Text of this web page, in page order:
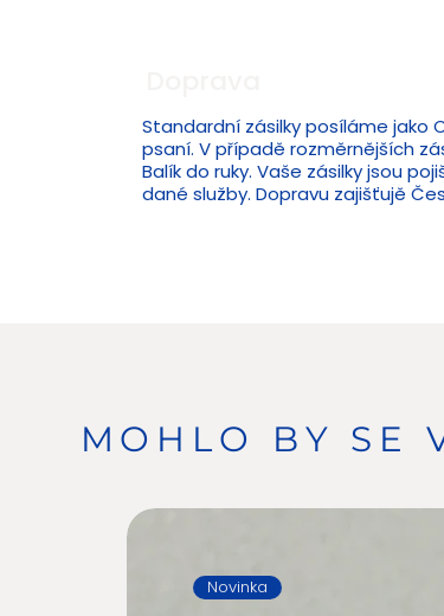
Standardní zásilky posíláme jako
psaní. V případě rozměrnějších
Balík do ruky. Vaše zásilky jsou
dané služby. Dopravu zajišťujě
Novinka
MOHLO BY SE